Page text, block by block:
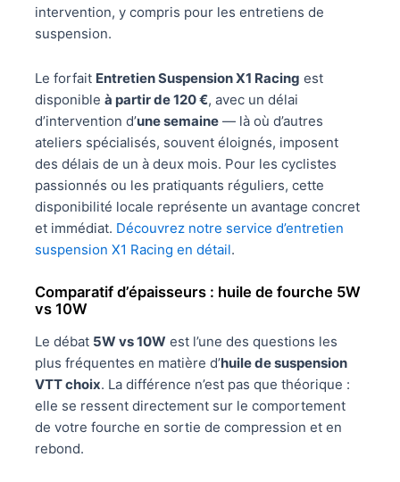
intervention, y compris pour les entretiens de
suspension.
Le forfait Entretien Suspension X1 Racing est
disponibleà partir de 120 €, avec un délai
d’intervention d’une semaine — là où d’autres
ateliers spécialisés, souvent éloignés, imposent
des délais de un à deux mois. Pour les cyclistes
passionnés ou les pratiquants réguliers, cette
disponibilité locale représente un avantage concret
et immédiat. Découvrez notre service d’entretien
suspension X1 Racing en détail.
Comparatif d’épaisseurs : huile de fourche 5W
vs 10W
Le débat 5W vs 10W est l’une des questions les
plus fréquentes en matière d’huile de suspension
VTT choix. La différence n’est pas que théorique :
elle se ressent directement sur le comportement
de votre fourche en sortie de compression et en
rebond.